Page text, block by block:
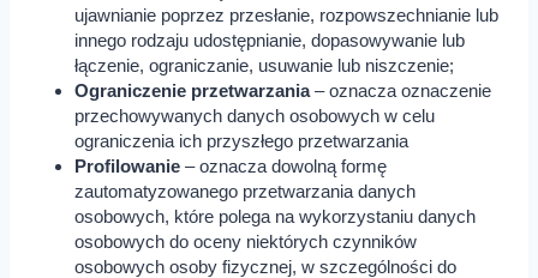
ujawnianie poprzez przesłanie, rozpowszechnianie lub
innego rodzaju udostępnianie, dopasowywanie lub
łączenie, ograniczanie, usuwanie lub niszczenie;
Ograniczenie przetwarzania– oznacza oznaczenie
przechowywanych danych osobowych w celu
ograniczenia ich przyszłego przetwarzania
Profilowanie – oznacza dowolną formę
zautomatyzowanego przetwarzania danych
osobowych, które polega na wykorzystaniu danych
osobowych do oceny niektórych czynników
osobowych osoby fizycznej, w szczególności do